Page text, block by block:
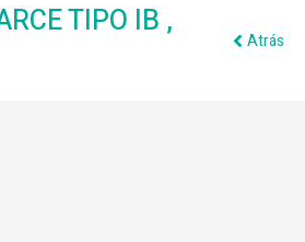
TIPO IB ,
Atrás